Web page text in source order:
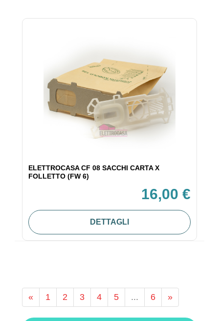
ELETTROCASA CF 08 SACCHI CARTA X
FOLLETTO (FW 6)
16,00 €
DETTAGLI
« 1 2 3 4 5 ... 6 »